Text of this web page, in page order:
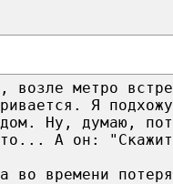
возле метро
Я
Ну, думаю,
А он:
во времени